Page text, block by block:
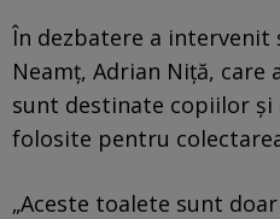
În dezbatere a
Neamț, Adrian Niță,
sunt destinate copiilor și
folosite pentru
„Aceste toalete sunt